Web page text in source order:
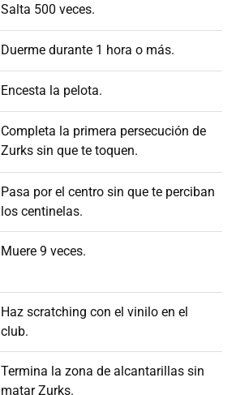
Salta 500 veces.
Duerme durante 1 hora o más.
Encesta la pelota.
Completa la primera persecución de
Zurks sin que te toquen.
Pasa por el centro sin que te perciban
los centinelas.
Muere 9 veces.
Haz scratching con el vinilo en el
club.
Termina la zona de alcantarillas sin
matar Zurks.